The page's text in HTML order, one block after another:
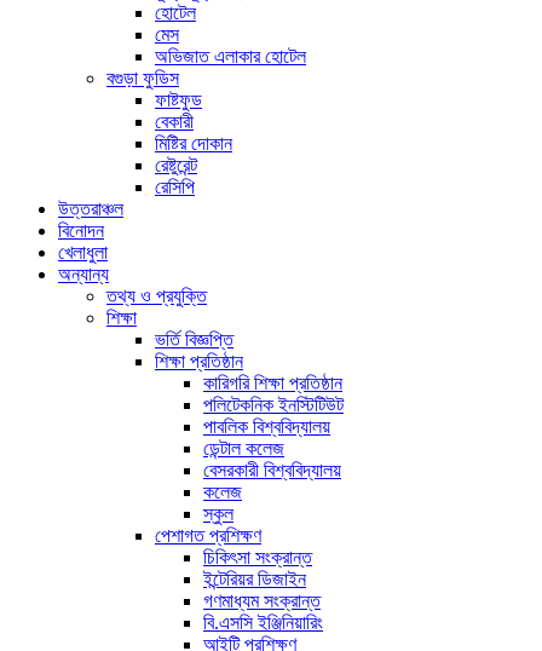
হোটেল
মেস
অভিজাত এলাকার হোটেল
বগুড়া ফুডিস
ফাষ্টফুড
বেকারী
মিষ্টির দোকান
রেষ্টুরেন্ট
রেসিপি
উত্তরাঞ্চল
বিনোদন
খেলাধুলা
অন্যান্য
তথ্য ও প্রযুক্তি
শিক্ষা
ভর্তি বিজ্ঞপ্তি
শিক্ষা প্রতিষ্ঠান
কারিগরি শিক্ষা প্রতিষ্ঠান
পলিটেকনিক ইনস্টিটিউট
পাবলিক বিশ্ববিদ্যালয়
ডেন্টাল কলেজ
বেসরকারী বিশ্ববিদ্যালয়
কলেজ
স্কুল
পেশাগত প্রশিক্ষণ
চিকিৎসা সংক্রান্ত
ইন্টেরিয়র ডিজাইন
গণমাধ্যম সংক্রান্ত
বি.এসসি ইঞ্জিনিয়ারিং
আইটি প্রশিক্ষণ